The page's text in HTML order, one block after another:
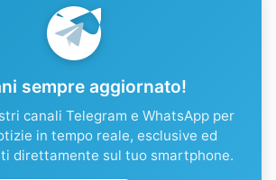
sempre aggiornato!
canali Telegram e WhatsApp per
in tempo reale, esclusive ed
direttamente sul tuo smartphone.